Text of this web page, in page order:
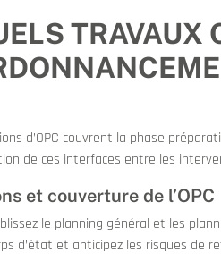
TRAVAUX
d’OPC couvrent la phase
de ces interfaces entre les
et couverture de l’OPC
le planning général et les
d’état et anticipez les risques de